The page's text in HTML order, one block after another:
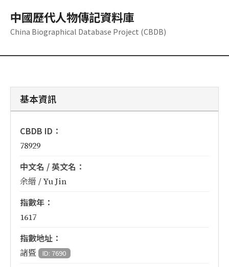
中國歷代人物傳記資料庫
China Biographical Database Project (CBDB)
基本資訊
CBDB ID：
78929
中文名 / 英文名：
余縉 / Yu Jin
指數年：
1617
指數地址：
諸暨 ID: 7690